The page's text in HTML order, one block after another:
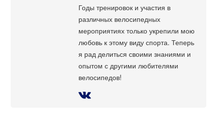
Годы тренировок и участия в
различных велосипедных
мероприятиях только укрепили мою
любовь к этому виду спорта. Теперь
я рад делиться своими знаниями и
опытом с другими любителями
велосипедов!